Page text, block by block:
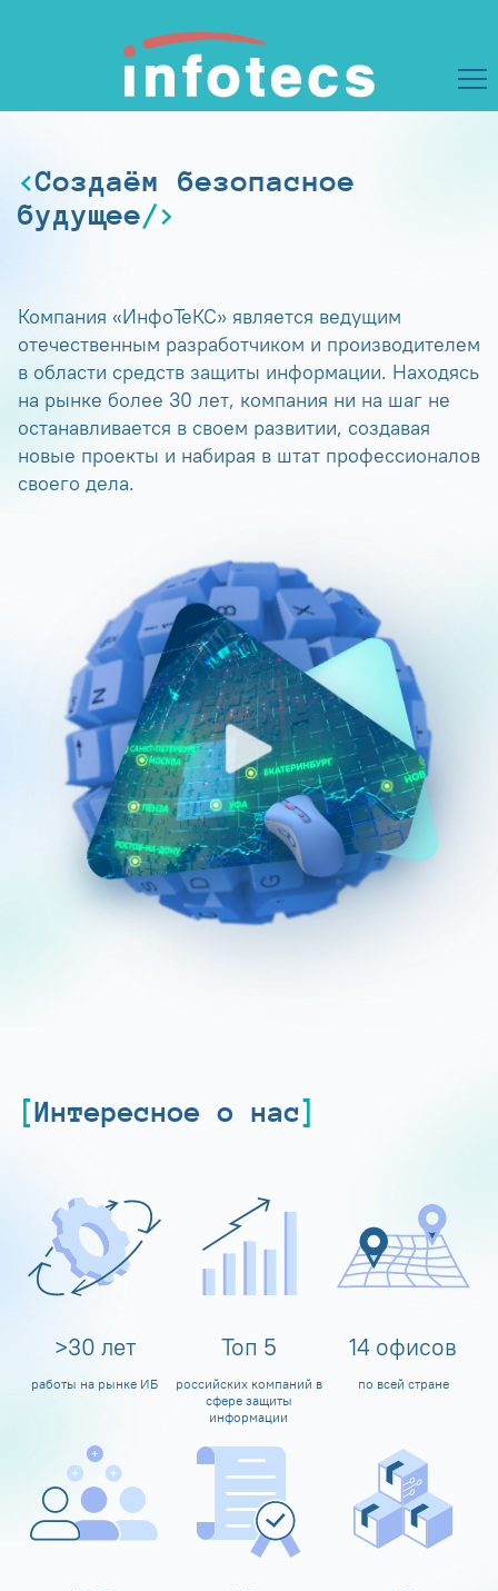
Создаём безопасное
будущее
Компания «ИнфоТеКС» является ведущим
отечественным разработчиком и производителем
в области средств защиты информации. Находясь
на рынке более 30 лет, компания ни на шаг не
останавливается в своем развитии, создавая
новые проекты и набирая в штат профессионалов
своего дела.
Интересное о нас
>30 лет
работы на рынке ИБ
Топ 5
российских компаний в
сфере защиты
информации
14 офисов
по всей стране